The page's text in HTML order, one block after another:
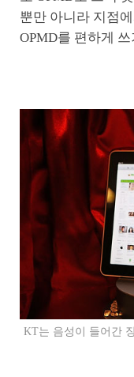
뿐만 아니라 지점
OPMD를 편하게
KT는 음성이 들어간